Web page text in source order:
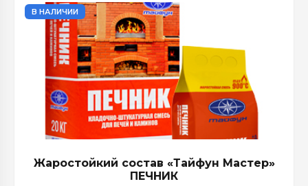
В НАЛИЧИИ
Жаростойкий состав «Тайфун Мастер»
ПЕЧНИК